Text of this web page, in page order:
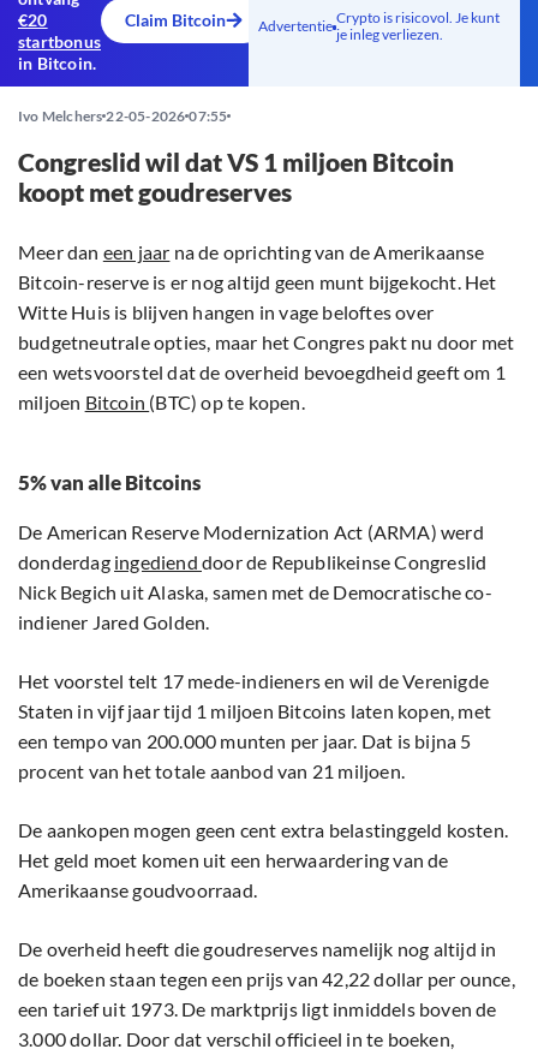
€20
startbonus
in Bitcoin.
Claim Bitcoin Advertentie Crypto is risicovol. Je kunt
je inleg verliezen.
Ivo Melchers 22-05-2026 07:55
Congreslid wil dat VS 1 miljoen Bitcoin
koopt met goudreserves
Meer dan een jaar na de oprichting van de Amerikaanse
Bitcoin-reserve is er nog altijd geen munt bijgekocht. Het
Witte Huis is blijven hangen in vage beloftes over
budgetneutrale opties, maar het Congres pakt nu door met
een wetsvoorstel dat de overheid bevoegdheid geeft om 1
miljoen Bitcoin (BTC) op te kopen.
5% van alle Bitcoins
De American Reserve Modernization Act (ARMA) werd
donderdag ingediend door de Republikeinse Congreslid
Nick Begich uit Alaska, samen met de Democratische co-
indiener Jared Golden.
Het voorstel telt 17 mede-indieners en wil de Verenigde
Staten in vijf jaar tijd 1 miljoen Bitcoins laten kopen, met
een tempo van 200.000 munten per jaar. Dat is bijna 5
procent van het totale aanbod van 21 miljoen.
De aankopen mogen geen cent extra belastinggeld kosten.
Het geld moet komen uit een herwaardering van de
Amerikaanse goudvoorraad.
De overheid heeft die goudreserves namelijk nog altijd in
de boeken staan tegen een prijs van 42,22 dollar per ounce,
een tarief uit 1973. De marktprijs ligt inmiddels boven de
3.000 dollar. Door dat verschil officieel in te boeken,